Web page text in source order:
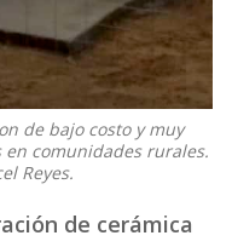
de bajo costo y muy
comunidades rurales.
Reyes.
de cerámica